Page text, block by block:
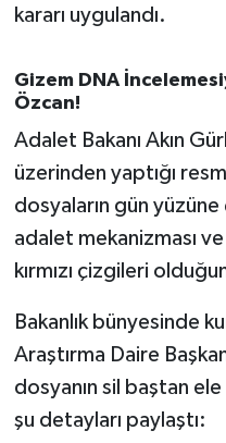
kararı uygulandı.
Gizem DNA
Özcan!
Adalet Bakanı Akın
üzerinden yaptığı
dosyaların gün yüzüne
adalet mekanizması ve
kırmızı çizgileri
Bakanlık bünyesinde
Araştırma Daire
dosyanın sil baştan ele
şu detayları paylaştı:
SEYAHAT
Sındırgı
SPOR
SÜRMANŞET
Susurluk
TARİHTE BUGÜN